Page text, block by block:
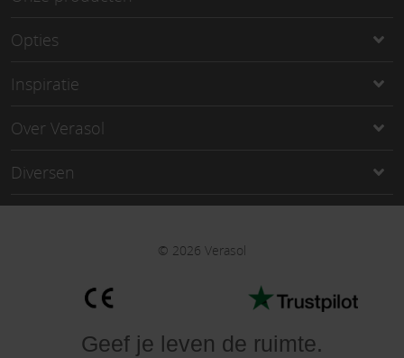
Opties
Inspiratie
Over Verasol
Diversen
© 2026 Verasol
Geef je leven de ruimte.